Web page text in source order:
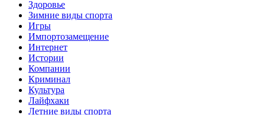
Здоровье
Зимние виды спорта
Игры
Импортозамещение
Интернет
Истории
Компании
Криминал
Культура
Лайфхаки
Летние виды спорта